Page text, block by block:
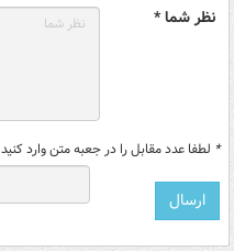
نظر شما *
* لطفا عدد مقابل را در جعبه متن وارد کنید